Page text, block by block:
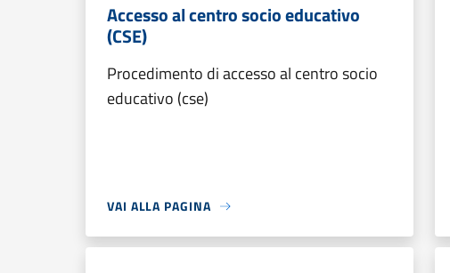
Accesso al centro socio educativo
(CSE)
Procedimento di accesso al centro socio
educativo (cse)
VAI ALLA PAGINA